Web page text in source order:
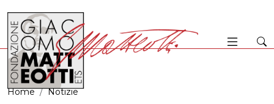
Home Notizie